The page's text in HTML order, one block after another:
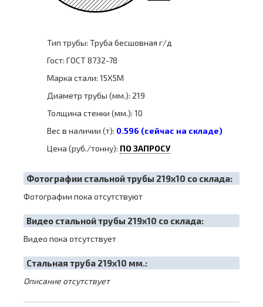
Тип трубы: Труба бесшовная г/д
Гост: ГОСТ 8732-78
Марка стали: 15Х5М
Диаметр трубы (мм.): 219
Толщина стенки (мм.): 10
Вес в наличии (т): 0.596 (сейчас на складе)
Цена (руб./тонну): ПО ЗАПРОСУ
Фотографии стальной трубы 219х10 со склада:
Фотографии пока отсутствуют
Видео стальной трубы 219х10 со склада:
Видео пока отсутствует
Cтальная труба 219х10 мм.:
Описание отсутствует